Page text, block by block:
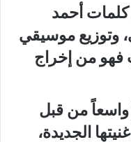
أحمد
وتوزيع موسيقي
فهو من إخراج
واسعاً من قبل
الجديدة،